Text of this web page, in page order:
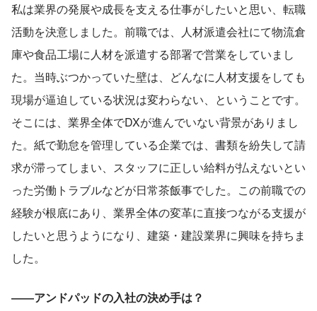
私は業界の発展や成長を支える仕事がしたいと思い、転職
活動を決意しました。前職では、人材派遣会社にて物流倉
庫や食品工場に人材を派遣する部署で営業をしていまし
た。当時ぶつかっていた壁は、どんなに人材支援をしても
現場が逼迫している状況は変わらない、ということです。
そこには、業界全体でDXが進んでいない背景がありまし
た。紙で勤怠を管理している企業では、書類を紛失して請
求が滞ってしまい、スタッフに正しい給料が払えないとい
った労働トラブルなどが日常茶飯事でした。この前職での
経験が根底にあり、業界全体の変革に直接つながる支援が
したいと思うようになり、建築・建設業界に興味を持ちま
した。
――アンドパッドの入社の決め手は？